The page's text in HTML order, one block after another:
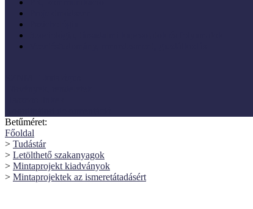
Betűméret:
Főoldal
> Tudástár
> Letölthető szakanyagok
> Mintaprojekt kiadványok
> Mintaprojektek az ismeretátadásért